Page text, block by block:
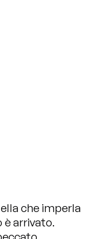
che imperla
arrivato.